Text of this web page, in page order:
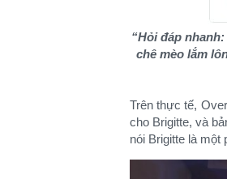
“Hỏi đáp
chê mèo lắm
Trên thực tế,
cho Brigitte, và
nói Brigitte là một